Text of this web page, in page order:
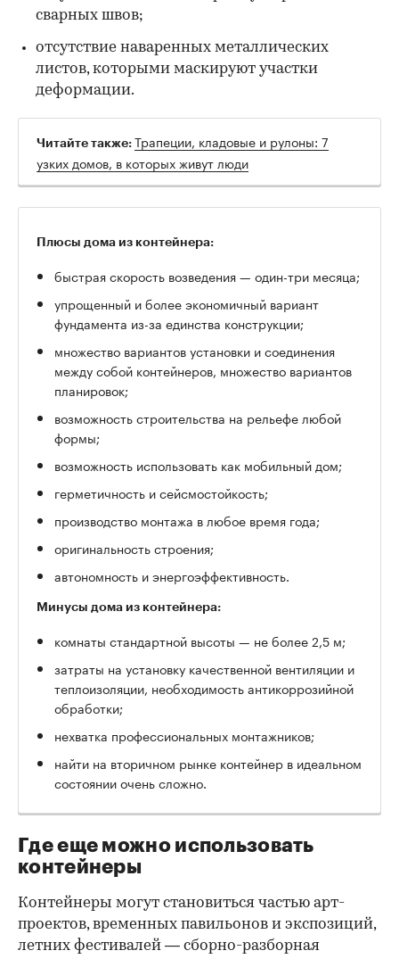
сварных швов;
отсутствие наваренных металлических
листов, которыми маскируют участки
деформации.
Читайте также: Трапеции, кладовые и рулоны: 7
узких домов, в которых живут люди
Плюсы дома из контейнера:
быстрая скорость возведения — один-три месяца;
упрощенный и более экономичный вариант
фундамента из-за единства конструкции;
множество вариантов установки и соединения
между собой контейнеров, множество вариантов
планировок;
возможность строительства на рельефе любой
формы;
возможность использовать как мобильный дом;
герметичность и сейсмостойкость;
производство монтажа в любое время года;
оригинальность строения;
автономность и энергоэффективность.
Минусы дома из контейнера:
комнаты стандартной высоты — не более 2,5 м;
затраты на установку качественной вентиляции и
теплоизоляции, необходимость антикоррозийной
обработки;
нехватка профессиональных монтажников;
найти на вторичном рынке контейнер в идеальном
состоянии очень сложно.
Где еще можно использовать
контейнеры
Контейнеры могут становиться частью арт-
проектов, временных павильонов и экспозиций,
летних фестивалей — сборно-разборная